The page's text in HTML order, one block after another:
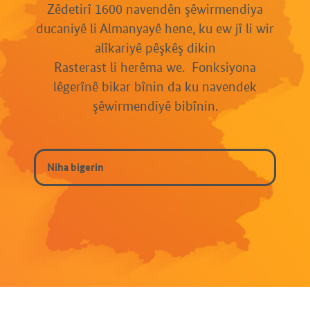
Zêdetirî 1600 navendên şêwirmendiya
ducaniyê li Almanyayê hene, ku ew jî li wir
alîkariyê pêşkêş dikin
Rasterast li herêma we. Fonksiyona
lêgerînê bikar bînin da ku navendek
şêwirmendiyê bibînin.